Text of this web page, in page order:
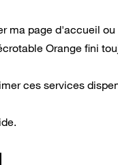
ma page d'accueil
Orange fini
ces services